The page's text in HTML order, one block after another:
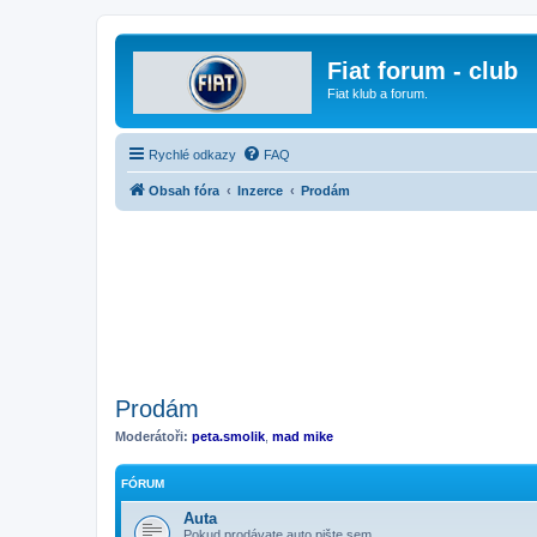
Fiat forum - club
Fiat klub a forum.
Rychlé odkazy FAQ
Obsah fóra Inzerce Prodám
Prodám
Moderátoři: peta.smolik mad mike
FÓRUM
Auta